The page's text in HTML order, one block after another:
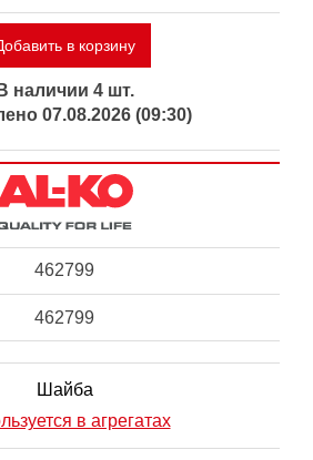
в корзину
В наличии 4 шт.
07.08.2026 (09:30)
462799
462799
Шайба
в агрегатах